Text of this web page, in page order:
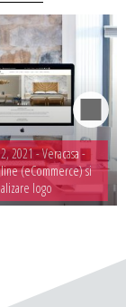
2021 -Veracasa -
(eCommerce) si
logo